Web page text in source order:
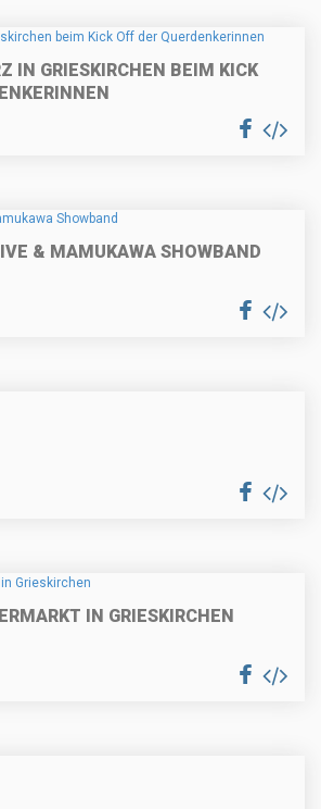
IN GRIESKIRCHEN BEIM KICK
& MAMUKAWA SHOWBAND
IN GRIESKIRCHEN